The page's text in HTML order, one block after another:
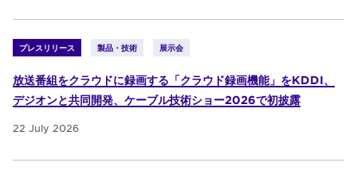
プレスリリース 製品・技術 展示会
放送番組をクラウドに録画する「クラウド録画機能」をKDDI、
デジオンと共同開発、ケーブル技術ショー2026で初披露
22 July 2026